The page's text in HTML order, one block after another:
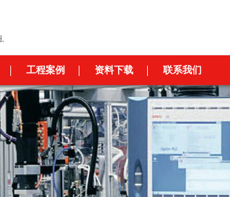
工程案例 资料下载 联系我们